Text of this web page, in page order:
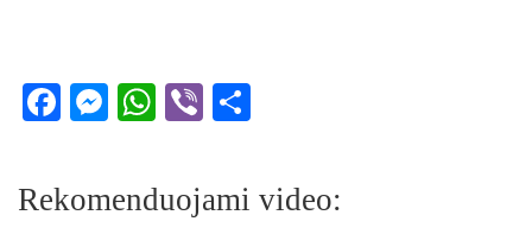
Facebook
Messenger
WhatsApp
Viber
Rekomenduojami video: